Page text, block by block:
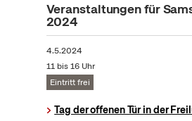
Veranstaltungen für
2024
4.5.2024
11 bis 16 Uhr
Eintritt frei
Tag der offenen Tür in der